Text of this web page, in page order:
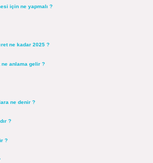
için ne yapmalı ?
ne kadar 2025 ?
anlama gelir ?
ne denir ?
?
?